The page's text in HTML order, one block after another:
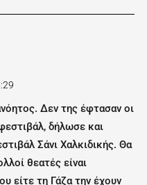
Δεν της έφτασαν οι
δήλωσε και
Σάνι Χαλκιδικής. Θα
θεατές είναι
είτε τη Γάζα την έχουν